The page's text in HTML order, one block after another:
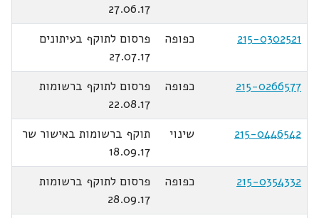
27.06.17
215-0302521
כפופה
פרסום לתוקף בעיתונים
27.07.17
215-0266577
כפופה
פרסום לתוקף ברשומות
22.08.17
215-0446542
שינוי
תוקף ברשומות באישור שר
18.09.17
215-0354332
כפופה
פרסום לתוקף ברשומות
28.09.17